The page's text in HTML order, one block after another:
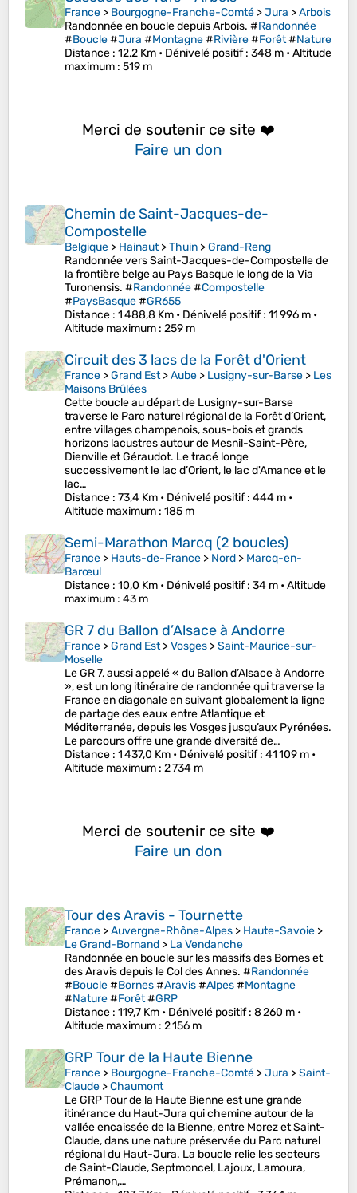
France > Bourgogne-Franche-Comté >Jura >Arbois
Randonnée en boucle depuis Arbois. #Randonnée
#Boucle#Jura #Montagne#Rivière#Forêt#Nature
Distance : 12,2 Km • Dénivelé positif: 348 m •Altitude
maximum : 519 m
Merci de soutenir ce site ❤️
Faire un don
Chemin de Saint-Jacques-de-
Compostelle
Belgique > Hainaut>Thuin >Grand-Reng
Randonnée vers Saint-Jacques-de-Compostelle de
la frontière belge au Pays Basque le long de la Via
Turonensis. #Randonnée#Compostelle
#PaysBasque#GR655
Distance : 1 488,8 Km • Dénivelé positif: 11 996 m •
Altitude maximum : 259 m
Circuit des 3 lacs de la Forêt d'Orient
France >Grand Est>Aube > Lusigny-sur-Barse > Les
Maisons Brûlées
Cette boucle au départ de Lusigny-sur-Barse
traverse le Parc naturel régional de la Forêt d’Orient,
entre villages champenois, sous-bois et grands
horizons lacustres autour de Mesnil-Saint-Père,
Dienville et Géraudot. Le tracé longe
successivement le lac d’Orient, le lac d'Amance et le
lac…
Distance : 73,4 Km • Dénivelé positif: 444 m •
Altitude maximum : 185 m
Semi-Marathon Marcq (2 boucles)
France > Hauts-de-France > Nord > Marcq-en-
Barœul
Distance : 10,0 Km • Dénivelé positif: 34 m •Altitude
maximum : 43 m
GR 7 du Ballon d’Alsace à Andorre
France >Grand Est>Vosges >Saint-Maurice-sur-
Moselle
Le GR 7, aussi appelé « du Ballon d’Alsace à Andorre
», est un long itinéraire de randonnée qui traverse la
France en diagonale en suivant globalement la ligne
de partage des eaux entre Atlantique et
Méditerranée, depuis les Vosges jusqu’aux Pyrénées.
Le parcours offre une grande diversité de…
Distance : 1 437,0 Km • Dénivelé positif: 41 109 m •
Altitude maximum : 2 734 m
Merci de soutenir ce site ❤️
Faire un don
Tour des Aravis - Tournette
France >Auvergne-Rhône-Alpes > Haute-Savoie >
Le Grand-Bornand > La Vendanche
Randonnée en boucle sur les massifs des Bornes et
des Aravis depuis le Col des Annes. #Randonnée
#Boucle#Bornes#Aravis#Alpes#Montagne
#Nature#Forêt#GRP
Distance : 119,7 Km • Dénivelé positif: 8 260 m •
Altitude maximum : 2 156 m
GRP Tour de la Haute Bienne
France > Bourgogne-Franche-Comté >Jura >Saint-
Claude >Chaumont
Le GRP Tour de la Haute Bienne est une grande
itinérance du Haut-Jura qui chemine autour de la
vallée encaissée de la Bienne, entre Morez et Saint-
Claude, dans une nature préservée du Parc naturel
régional du Haut-Jura. La boucle relie les secteurs
de Saint-Claude, Septmoncel, Lajoux, Lamoura,
Prémanon,…